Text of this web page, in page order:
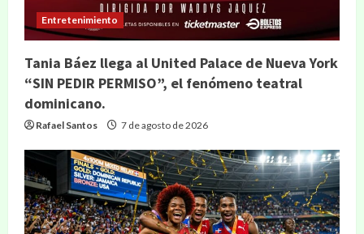
Entretenimiento
Tania Báez llega al United Palace de Nueva York
“SIN PEDIR PERMISO”, el fenómeno teatral
dominicano.
Rafael Santos 7 de agosto de 2026